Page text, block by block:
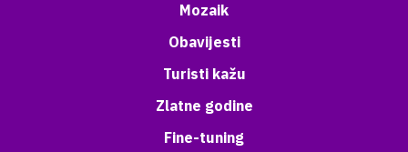
Mozaik
Obavijesti
Turisti kažu
Zlatne godine
Fine-tuning